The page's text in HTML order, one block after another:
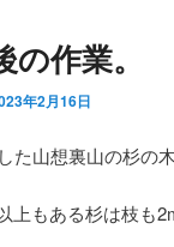
の作業。
年2月16日
た山想裏山の杉の木
上もある杉は枝も